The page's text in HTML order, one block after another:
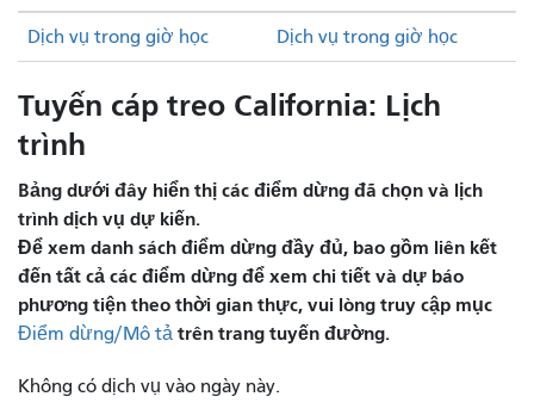
Dịch vụ trong giờ học Dịch vụ trong giờ học
Tuyến cáp treo California: Lịch
trình
Bảng dưới đây hiển thị các điểm dừng đã chọn và lịch
trình dịch vụ dự kiến.
Để xem danh sách điểm dừng đầy đủ, bao gồm liên kết
đến tất cả các điểm dừng để xem chi tiết và dự báo
phương tiện theo thời gian thực, vui lòng truy cập mục
Điểm dừng/Mô tả trên trang tuyến đường.
Không có dịch vụ vào ngày này.